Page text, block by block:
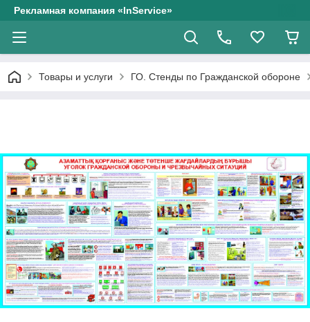
Рекламная компания «InService»
Товары и услуги ГО. Стенды по Гражданской обороне